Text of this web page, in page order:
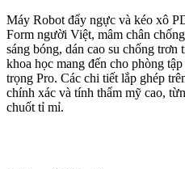
Máy Robot đẩy ngực và kéo xô
Form người Việt, mâm chân
sáng bóng, dán cao su chống
khoa học mang đến cho phòng
trọng Pro. Các chi tiết lắp ghép
chính xác và tính thẩm mỹ cao,
chuốt tỉ mỉ.